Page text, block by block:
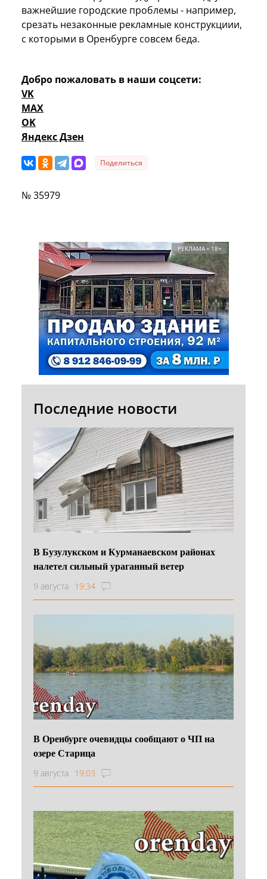
важнейшие городские проблемы - например,
срезать незаконные рекламные конструкциии,
с которыми в Оренбурге совсем беда.
Добро пожаловать в наши соцсети:
VK
MAX
OK
Яндекс Дзен
Поделиться
№ 35979
РЕКЛАМА • 18+
Последние новости
В Бузулукском и Курманаевском районах
налетел сильный ураганный ветер
9 августа 19:34
В Оренбурге очевидцы сообщают о ЧП на
озере Старица
9 августа 19:03